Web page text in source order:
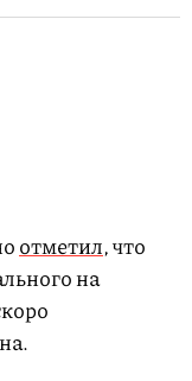
отметил, что
на